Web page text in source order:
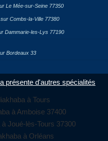
Le Mée-sur-Seine 77350
Combs-la-Ville 77380
Dammarie-les-Lys 77190
Bordeaux 33
présente d'autres spécialités
à Tours
à Amboise 37400
Joué-lès-Tours 37300
à Orléans